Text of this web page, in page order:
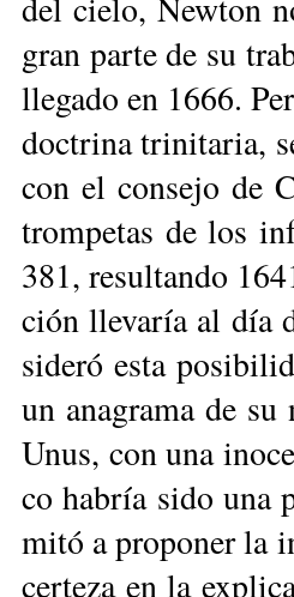
gran par­te de su
lle­ga­do en 1666.
doc­tri­na tri­ni­ta­ria,
con el con­se­jo de
trom­pe­tas de los
381, re­sul­tan­do
ción lle­va­ría al día
si­de­ró es­ta
un ana­gra­ma de
Unus, con una
co ha­bría sido una
mi­tó a pro­po­ner la
cer­te­za en la